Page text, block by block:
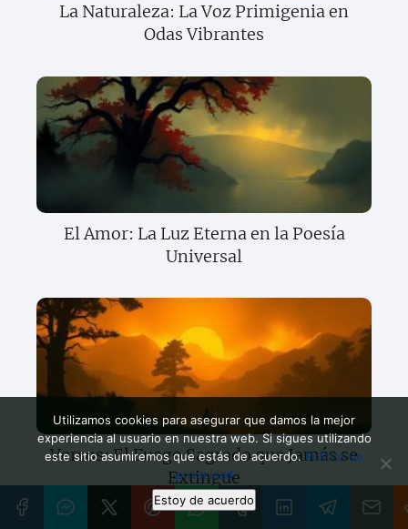
La Naturaleza: La Voz Primigenia en
Odas Vibrantes
El Amor: La Luz Eterna en la Poesía
Universal
Versos: El Fuego Sagrado que Jamás se
Extingue
Utilizamos cookies para asegurar que damos la mejor
experiencia al usuario en nuestra web. Si sigues utilizando
este sitio asumiremos que estás de acuerdo.Política de
privacidad
Estoy de acuerdo